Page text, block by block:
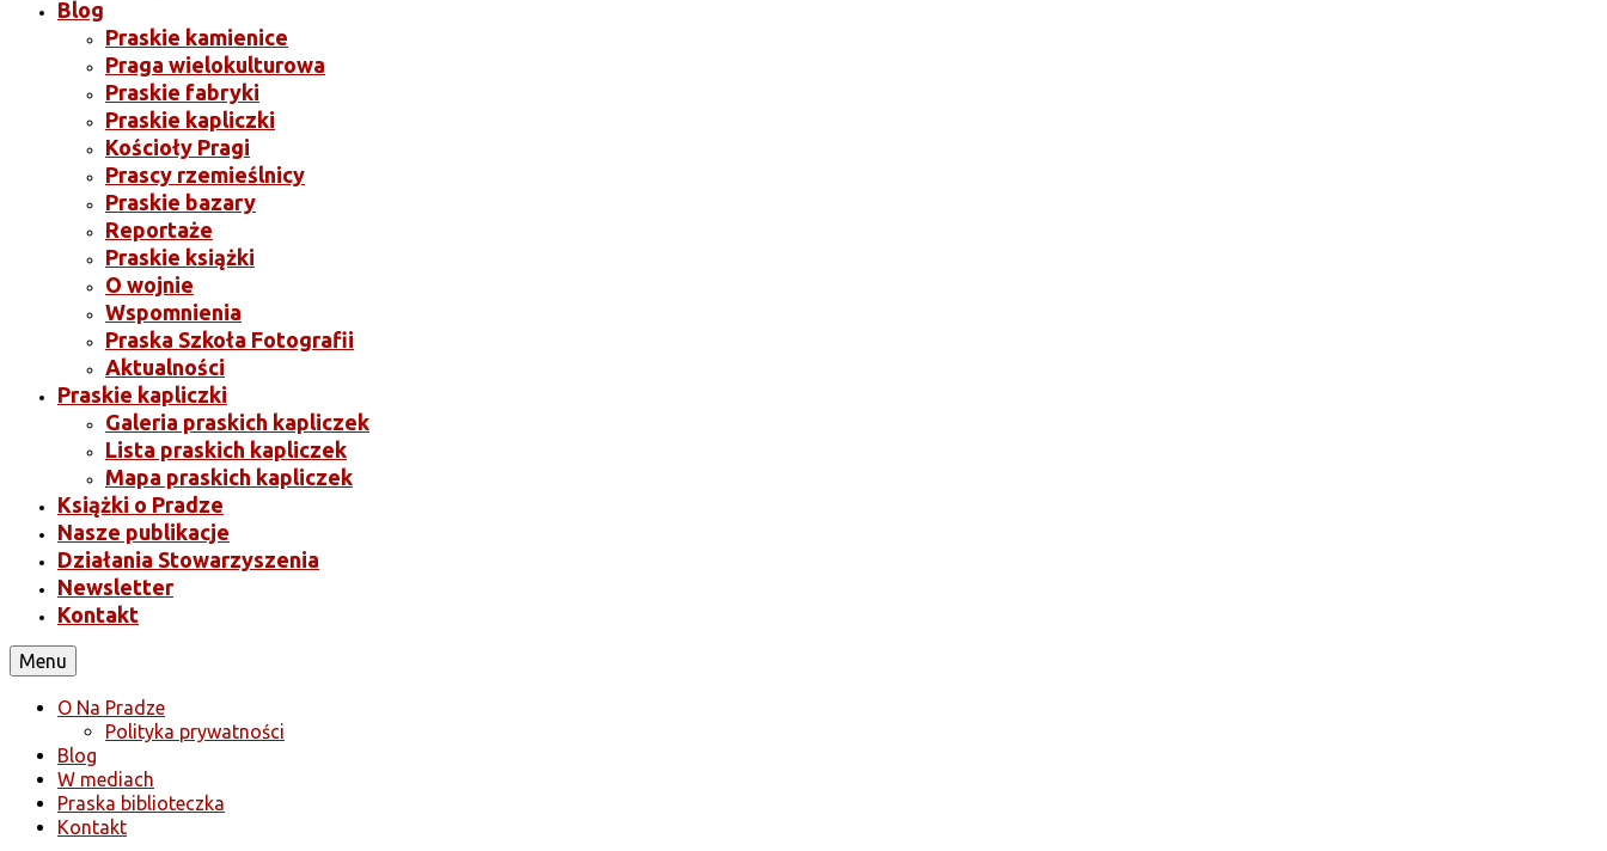
Blog
Praskie kamienice
Praga wielokulturowa
Praskie fabryki
Praskie kapliczki
Kościoły Pragi
Prascy rzemieślnicy
Praskie bazary
Reportaże
Praskie książki
O wojnie
Wspomnienia
Praska Szkoła Fotografii
Aktualności
Praskie kapliczki
Galeria praskich kapliczek
Lista praskich kapliczek
Mapa praskich kapliczek
Książki o Pradze
Nasze publikacje
Działania Stowarzyszenia
Newsletter
Kontakt
Menu
O Na Pradze
Polityka prywatności
Blog
W mediach
Praska biblioteczka
Kontakt